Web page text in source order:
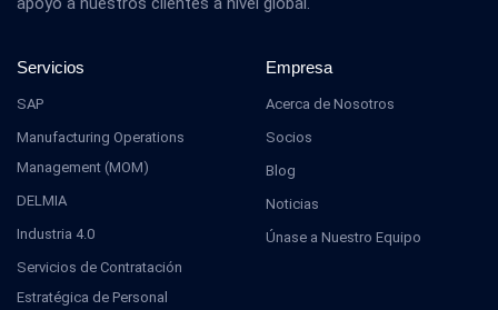
Servicios
SAP
Manufacturing Operations
Management (MOM)
DELMIA
Industria 4.0
Servicios de Contratación
Estratégica de Personal
Empresa
Acerca de Nosotros
Socios
Blog
Noticias
Únase a Nuestro Equipo